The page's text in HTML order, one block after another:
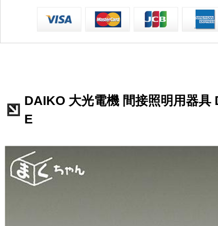
DAIKO 大光電機 間接照明用器具
E